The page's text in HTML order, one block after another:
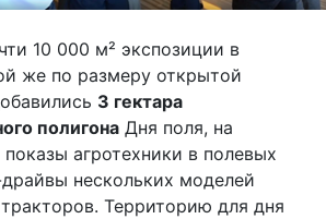
10 000 м² экспозиции в
же по размеру открытой
3 гектара
полигона Дня поля, на
агротехники в полевых
нескольких моделей
Территорию для дня